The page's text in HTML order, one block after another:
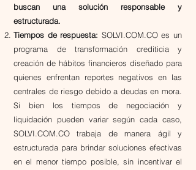
buscan una solución responsable y
estructurada.
​​Tiempos de respuesta: SOLVI.COM.CO es un
programa de transformación crediticia y
creación de hábitos financieros diseñado para
quienes enfrentan reportes negativos en las
centrales de riesgo debido a deudas en mora.
Si bien los tiempos de negociación y
liquidación pueden variar según cada caso,
SOLVI.COM.CO trabaja de manera ágil y
estructurada para brindar soluciones efectivas
en el menor tiempo posible, sin incentivar el